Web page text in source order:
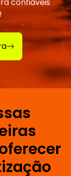
confiáveis